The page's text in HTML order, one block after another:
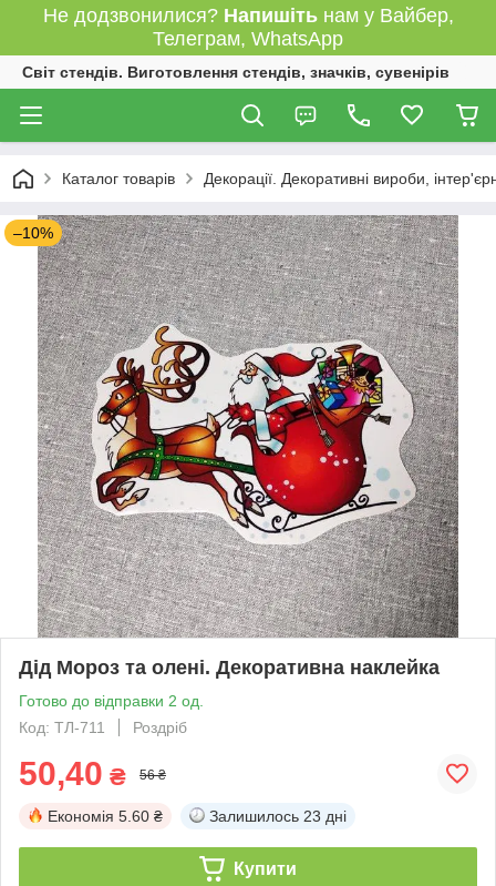
Не додзвонилися? Напишітьнам у Вайбер,
Телеграм, WhatsApp
Світ стендів. Виготовлення стендів, значків, сувенірів
Каталог товарів Декорації. Декоративні вироби,
–10%
Дід Мороз та олені. Декоративна наклейка
Готово до відправки 2 од.
Код: ТЛ-711
Роздріб
50,40 ₴ 56 ₴
Економія 5.60 ₴ Залишилось 23 дні
Купити